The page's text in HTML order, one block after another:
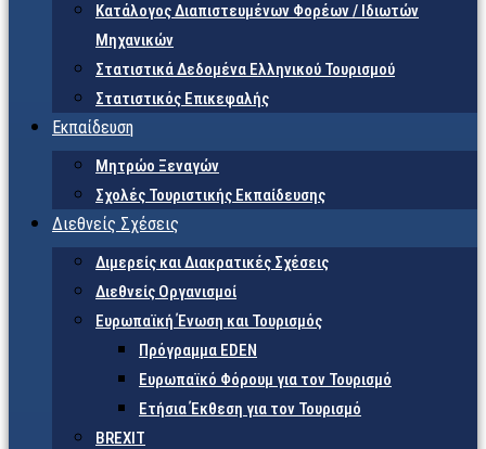
Κατάλογος Διαπιστευμένων Φορέων / Ιδιωτών
Μηχανικών
Στατιστικά Δεδομένα Ελληνικού Τουρισμού
Στατιστικός Επικεφαλής
Εκπαίδευση
Μητρώο Ξεναγών
Σχολές Τουριστικής Εκπαίδευσης
Διεθνείς Σχέσεις
Διμερείς και Διακρατικές Σχέσεις
Διεθνείς Οργανισμοί
Ευρωπαϊκή Ένωση και Τουρισμός
Πρόγραμμα EDEN
Ευρωπαϊκό Φόρουμ για τον Τουρισμό
Ετήσια Έκθεση για τον Τουρισμό
BREXIT